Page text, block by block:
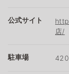
公式サイト
店/
駐車場